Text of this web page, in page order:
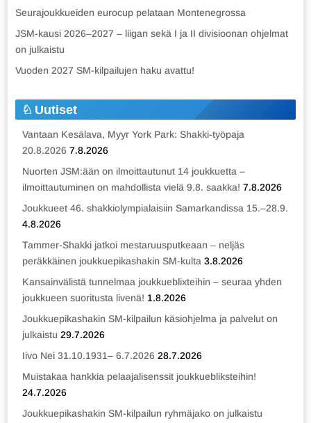
Seurajoukkueiden eurocup pelataan Montenegrossa
JSM-kausi 2026–2027 – liigan sekä I ja II divisioonan ohjelmat
on julkaistu
Vuoden 2027 SM-kilpailujen haku avattu!
Uutiset
Vantaan Kesälava, Myyr York Park: Shakki-työpaja
20.8.2026 7.8.2026
Nuorten JSM:ään on ilmoittautunut 14 joukkuetta –
ilmoittautuminen on mahdollista vielä 9.8. saakka! 7.8.2026
Joukkueet 46. shakkiolympialaisiin Samarkandissa 15.–28.9.
4.8.2026
Tammer-Shakki jatkoi mestaruusputkeaan – neljäs
peräkkäinen joukkuepikashakin SM-kulta 3.8.2026
Kansainvälistä tunnelmaa joukkueblixteihin – seuraa yhden
joukkueen suoritusta livenä! 1.8.2026
Joukkuepikashakin SM-kilpailun käsiohjelma ja palvelut on
julkaistu 29.7.2026
Iivo Nei 31.10.1931– 6.7.2026 28.7.2026
Muistakaa hankkia pelaajalisenssit joukkuebliksteihin!
24.7.2026
Joukkuepikashakin SM-kilpailun ryhmäjako on julkaistu